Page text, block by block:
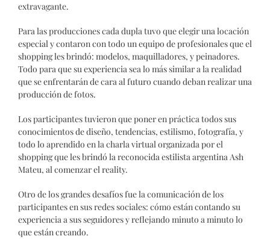
extravagante.
Para las producciones cada dupla tuvo que elegir una locación
especial y contaron con todo un equipo de profesionales que el
shopping les brindó: modelos, maquilladores, y peinadores.
Todo para que su experiencia sea lo más similar a la realidad
que se enfrentarán de cara al futuro cuando deban realizar una
producción de fotos.
Los participantes tuvieron que poner en práctica todos sus
conocimientos de diseño, tendencias, estilismo, fotografía, y
todo lo aprendido en la charla virtual organizada por el
shopping que les brindó la reconocida estilista argentina Ash
Mateu, al comenzar el reality.
Otro de los grandes desafíos fue la comunicación de los
participantes en sus redes sociales: cómo están contando su
experiencia a sus seguidores y reflejando minuto a minuto lo
que están creando.